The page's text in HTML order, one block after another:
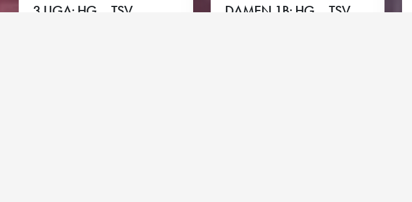
3.LIGA: HG – TSV
DAMEN 1B: HG – TSV